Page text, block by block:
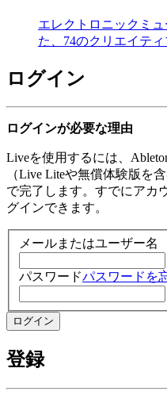
エレクトロニックミ
た、74のクリエイティ
ログイン
ログインが必要な理由
Liveを使用するには、
（Live Liteや無償体験版を
で完了します。すでにアカ
グインできます。
メールまたはユーザー名
パスワードパスワードを
登録